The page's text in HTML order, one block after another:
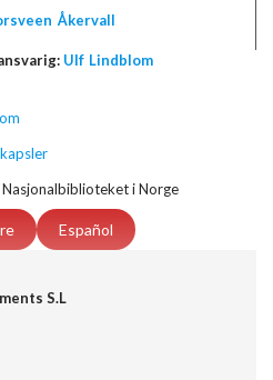
Åkervall
Ulf Lindblom
i Norge
Español
S.L